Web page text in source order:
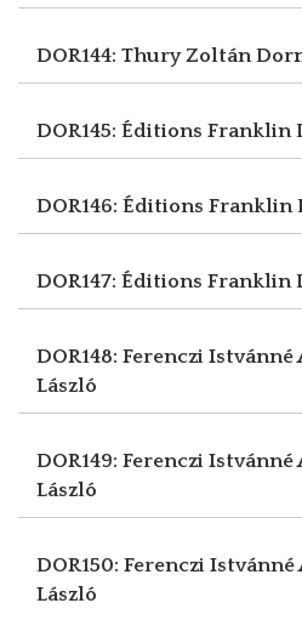
DOR144: Thury Zoltán
DOR145: Éditions Franklin
DOR146: Éditions Franklin
DOR147: Éditions Franklin
DOR148: Ferenczi Istvánné
László
DOR149: Ferenczi Istvánné
László
DOR150: Ferenczi Istvánné
László